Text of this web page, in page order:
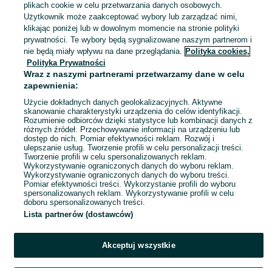
Chełm
26 lipca 2026
80 Wielokolorowy
edukacyjna
49,58 zł z Pakietem Ochronnym
Chełm
26 lipca 2026
1 2
plikach cookie w celu przetwarzania danych osobowych.
Użytkownik może zaakceptować wybory lub zarządzać nimi,
klikając poniżej lub w dowolnym momencie na stronie polityki
prywatności. Te wybory będą sygnalizowane naszym partnerom i
nie będą miały wpływu na dane przeglądania. Polityka cookies,
Polityka Prywatności
Wraz z naszymi partnerami przetwarzamy dane w celu
zapewnienia:
Użycie dokładnych danych geolokalizacyjnych. Aktywne
skanowanie charakterystyki urządzenia do celów identyfikacji.
Rozumienie odbiorców dzięki statystyce lub kombinacji danych z
różnych źródeł. Przechowywanie informacji na urządzeniu lub
dostęp do nich. Pomiar efektywności reklam. Rozwój i
ulepszanie usług. Tworzenie profili w celu personalizacji treści.
Tworzenie profili w celu spersonalizowanych reklam.
Wykorzystywanie ograniczonych danych do wyboru reklam.
Wykorzystywanie ograniczonych danych do wyboru treści.
Pomiar efektywności treści. Wykorzystanie profili do wyboru
spersonalizowanych reklam. Wykorzystywanie profili w celu
doboru spersonalizowanych treści.
Lista partnerów (dostawców)
Akceptuj wszystkie